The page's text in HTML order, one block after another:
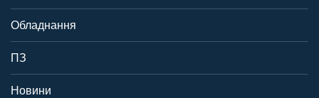
Обладнання
ПЗ
Новини